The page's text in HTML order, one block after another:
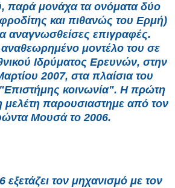
παρά μονάχα τα ονόματα δύο
και πιθανώς του Ερμή)
αναγνωσθείσες επιγραφές.
μοντέλο του σε
Ιδρύματος Ερευνών, στην
2007, στα πλαίσια του
κοινωνία". Η πρώτη
μελέτη παρουσιαστημε από τον
Μουσά το 2006.
τον μηχανισμό με τον